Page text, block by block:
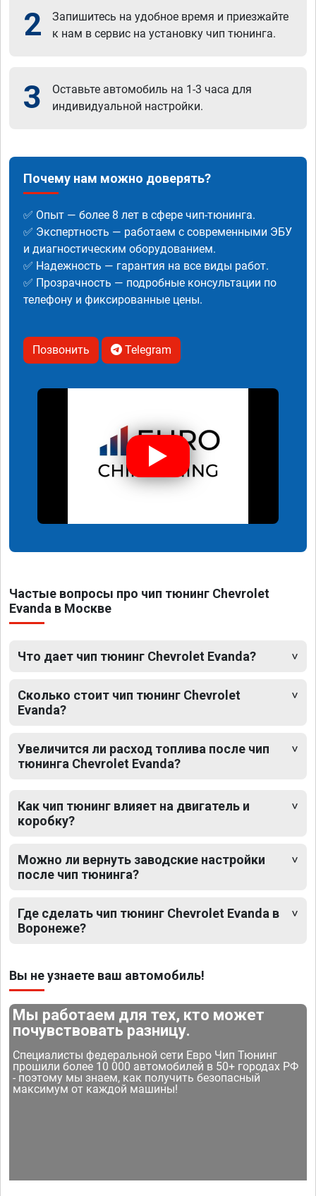
2
Запишитесь на удобное время и приезжайте
к нам в сервис на установку чип тюнинга.
3
Оставьте автомобиль на 1-3 часа для
индивидуальной настройки.
Почему нам можно доверять?
✅ Опыт — более 8 лет в сфере чип-тюнинга.
✅ Экспертность — работаем с современными ЭБУ
и диагностическим оборудованием.
✅ Надежность — гарантия на все виды работ.
✅ Прозрачность — подробные консультации по
телефону и фиксированные цены.
Позвонить Telegram
Частые вопросы про чип тюнинг Chevrolet
Evanda в Москве
Что дает чип тюнинг Chevrolet Evanda?
Сколько стоит чип тюнинг Chevrolet
Evanda?
Увеличится ли расход топлива после чип
тюнинга Chevrolet Evanda?
Как чип тюнинг влияет на двигатель и
коробку?
Можно ли вернуть заводские настройки
после чип тюнинга?
Где сделать чип тюнинг Chevrolet Evanda в
Воронеже?
Вы не узнаете ваш автомобиль!
Мы работаем для тех, кто может
почувствовать разницу.
Специалисты федеральной сети Евро Чип Тюнинг
прошили более 10 000 автомобилей в 50+ городах РФ
- поэтому мы знаем, как получить безопасный
максимум от каждой машины!